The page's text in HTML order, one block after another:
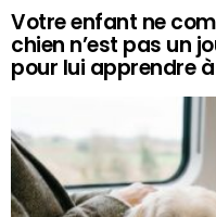
Votre enfant ne
chien n’est pas un
pour lui apprendre